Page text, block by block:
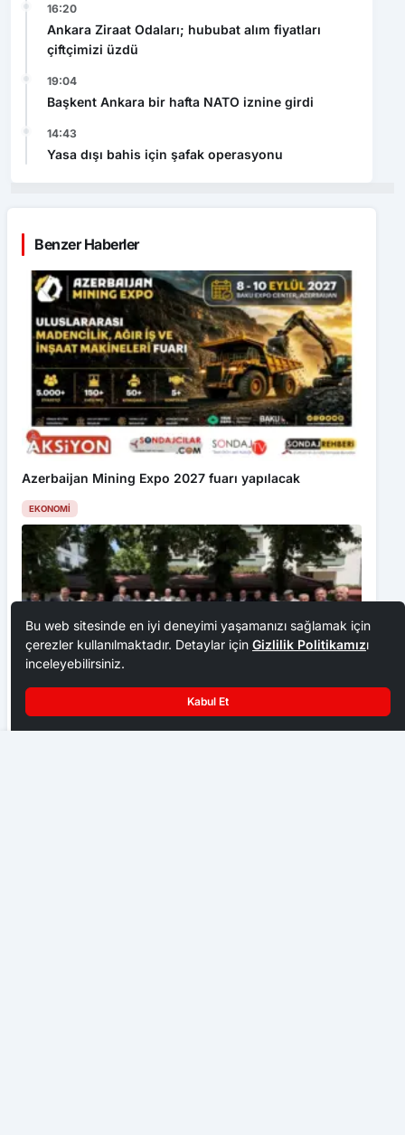
16:20
Ankara Ziraat Odaları; hububat alım fiyatları
çiftçimizi üzdü
19:04
Başkent Ankara bir hafta NATO iznine girdi
14:43
Yasa dışı bahis için şafak operasyonu
Benzer Haberler
Azerbaijan Mining Expo 2027 fuarı yapılacak
EKONOMI
Ankara Ziraat Odaları; hububat alım fiyatları çiftçimizi
Bu web sitesinde en iyi deneyimi yaşamanızı sağlamak için
çerezler kullanılmaktadır. Detaylar için Gizlilik Politikamızı
inceleyebilirsiniz.
Kabul Et